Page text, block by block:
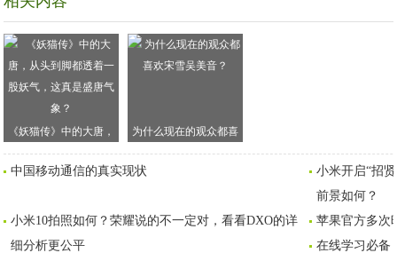
《妖猫传》中的大唐，
从头到脚都透着一股妖
气，这真是盛唐气象？
为什么现在的观众都喜
欢宋雪吴美音？
中国移动通信的真实现状
小米开启“招
前景如何？
小米10拍照如何？荣耀说的不一定对，看看DXO的详
细分析更公平
苹果官方多次
在线学习必备